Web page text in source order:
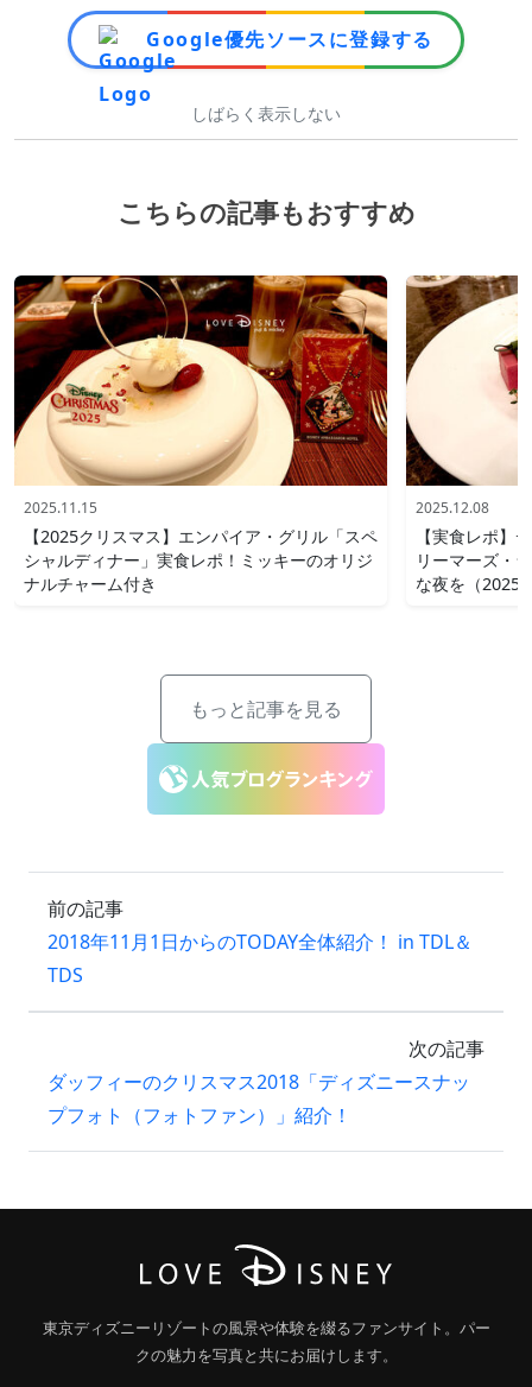
Google優先ソースに登録する
しばらく表示しない
こちらの記事もおすすめ
2025.11.15
【2025クリスマス】エンパイア・グリル「スペ
シャルディナー」実食レポ！ミッキーのオリジ
ナルチャーム付き
2025.12.08
【実食レポ】
リーマーズ・
な夜を（2025
もっと記事を見る
前の記事
2018年11月1日からのTODAY全体紹介！ in TDL＆
TDS
次の記事
ダッフィーのクリスマス2018「ディズニースナッ
プフォト（フォトファン）」紹介！
東京ディズニーリゾートの風景や体験を綴るファンサイト。パー
クの魅力を写真と共にお届けします。